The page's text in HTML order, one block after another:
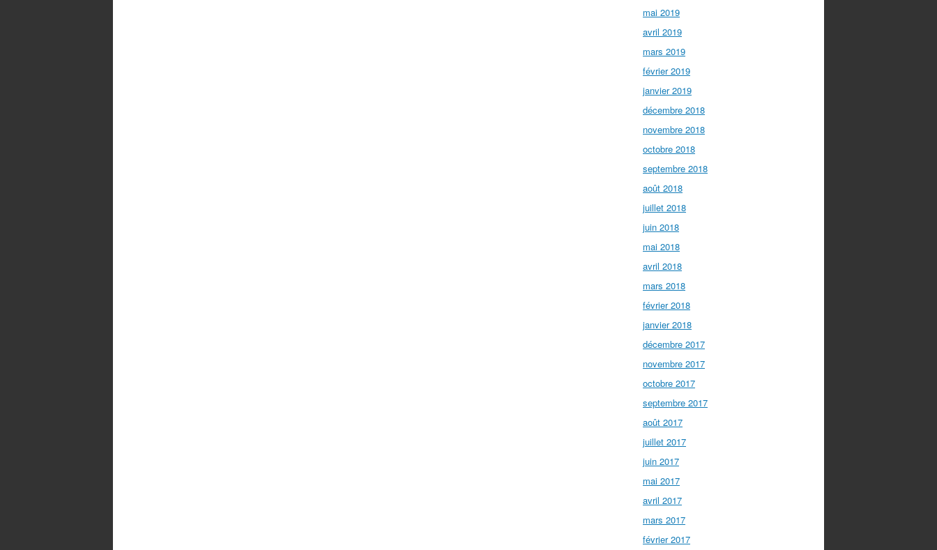
mai 2019
avril 2019
mars 2019
février 2019
janvier 2019
décembre 2018
novembre 2018
octobre 2018
septembre 2018
août 2018
juillet 2018
juin 2018
mai 2018
avril 2018
mars 2018
février 2018
janvier 2018
décembre 2017
novembre 2017
octobre 2017
septembre 2017
août 2017
juillet 2017
juin 2017
mai 2017
avril 2017
mars 2017
février 2017